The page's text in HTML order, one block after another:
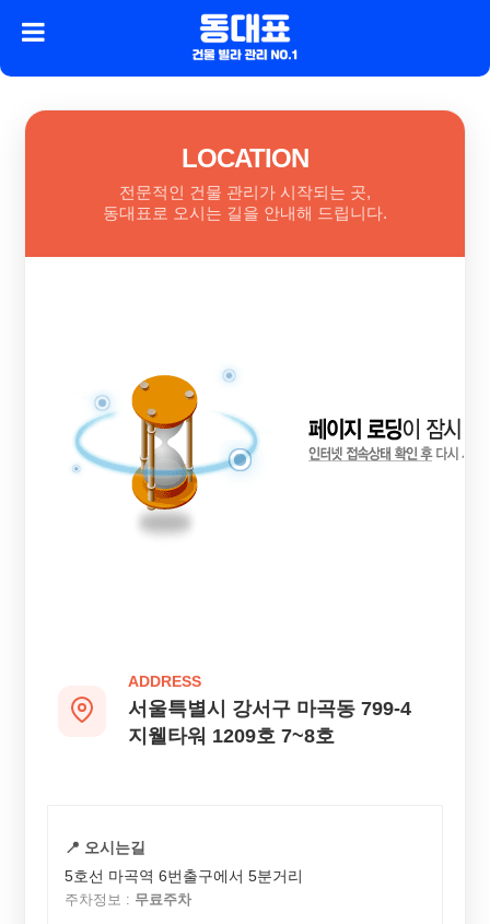
LOCATION
전문적인 건물 관리가 시작되는 곳,
동대표로 오시는 길을 안내해 드립니다.
ADDRESS
서울특별시 강서구 마곡동 799-4
지웰타워 1209호 7~8호
📍 오시는길
5호선 마곡역 6번출구에서 5분거리
주차정보 : 무료주차